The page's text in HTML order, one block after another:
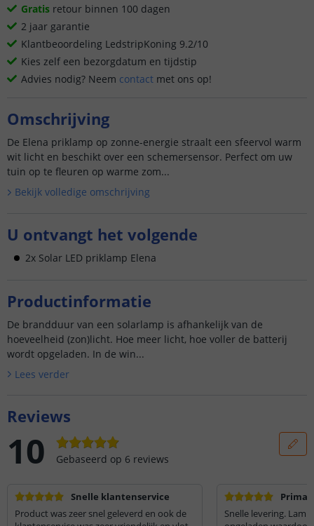
Gratis retour binnen 100 dagen
2 jaar garantie
Klantbeoordeling LedstripKoning 9.2/10
Kies zelf een bezorgdatum en tijdstip
Advies nodig? Neem contact met ons op!
Omschrijving
De Elena priklamp op zonne-energie straalt een sfeervol warm
wit licht en beschikt over een schemersensor. Perfect om uw
tuin op te fleuren op warme zom...
Bekijk volledige omschrijving
U ontvangt het volgende
2x Solar LED priklamp Elena
Productinformatie
De brandduur van een solarlamp is afhankelijk van de
hoeveelheid (zon)licht. Hoe meer licht, hoe voller de batterij
wordt opgeladen. In de win...
Lees verder
Reviews
10 Gebaseerd op 6 reviews
Snelle klantenservice
Product was zeer snel geleverd en ook de
Prima
Snelle levering.